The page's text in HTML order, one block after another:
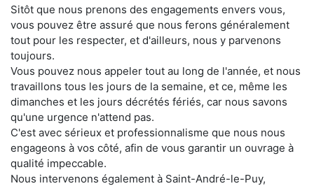
Sitôt que nous prenons des engagements envers vous,
vous pouvez être assuré que nous ferons généralement
tout pour les respecter, et d'ailleurs, nous y parvenons
toujours.
Vous pouvez nous appeler tout au long de l'année, et nous
travaillons tous les jours de la semaine, et ce, même les
dimanches et les jours décrétés fériés, car nous savons
qu'une urgence n'attend pas.
C'est avec sérieux et professionnalisme que nous nous
engageons à vos côté, afin de vous garantir un ouvrage à
qualité impeccable.
Nous intervenons également à Saint-André-le-Puy,